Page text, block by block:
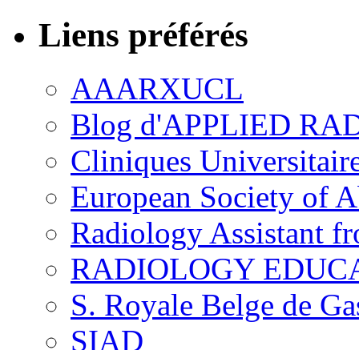
Liens préférés
AAARXUCL
Blog d'APPLIED
Cliniques
European Society of
Radiology Assistant
RADIOLOGY
S. Royale Belge de
SIAD